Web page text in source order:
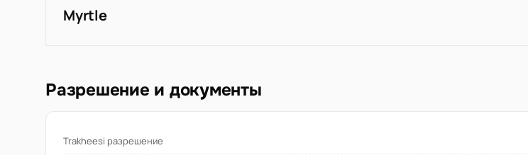
Myrtle
Разрешение и документы
Trakheesi разрешение